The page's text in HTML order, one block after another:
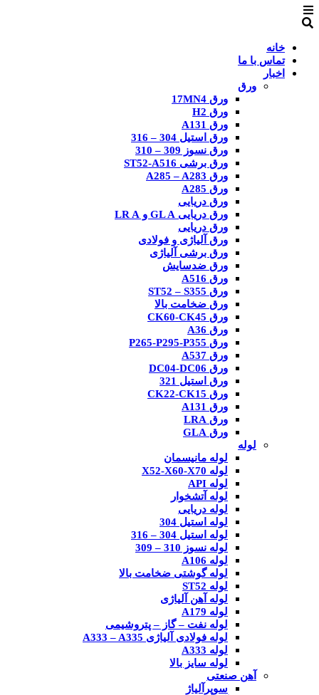
خانه
تماس با ما
اخبار
ورق
ورق 17MN4
ورق H2
ورق A131
ورق استیل 304 – 316
ورق نسوز 309 – 310
ورق برشی ST52-A516
ورق A285 – A283
ورق A285
ورق دریایی
ورق دریایی GL A و LR A
ورق دریایی
ورق آلیاژی و فولادی
ورق برشی آلیاژی
ورق ضدسایش
ورق A516
ورق ST52 – S355
ورق ضخامت بالا
ورق CK60-CK45
ورق A36
ورق P265-P295-P355
ورق A537
ورق DC04-DC06
ورق استیل 321
ورق CK22-CK15
ورق A131
ورق LRA
ورق GLA
لوله
لوله مانیسمان
لوله X52-X60-X70
لوله API
لوله آتشخوار
لوله دریایی
لوله استیل 304
لوله استیل 304 – 316
لوله نسوز 310 – 309
لوله A106
لوله گوشتی ضخامت بالا
لوله ST52
لوله آهن آلیاژی
لوله A179
لوله نفت – گاز – پتروشیمی
لوله فولادی آلیاژی A333 – A335
لوله A333
لوله سایز بالا
آهن صنعتی
سوپرآلیاژ